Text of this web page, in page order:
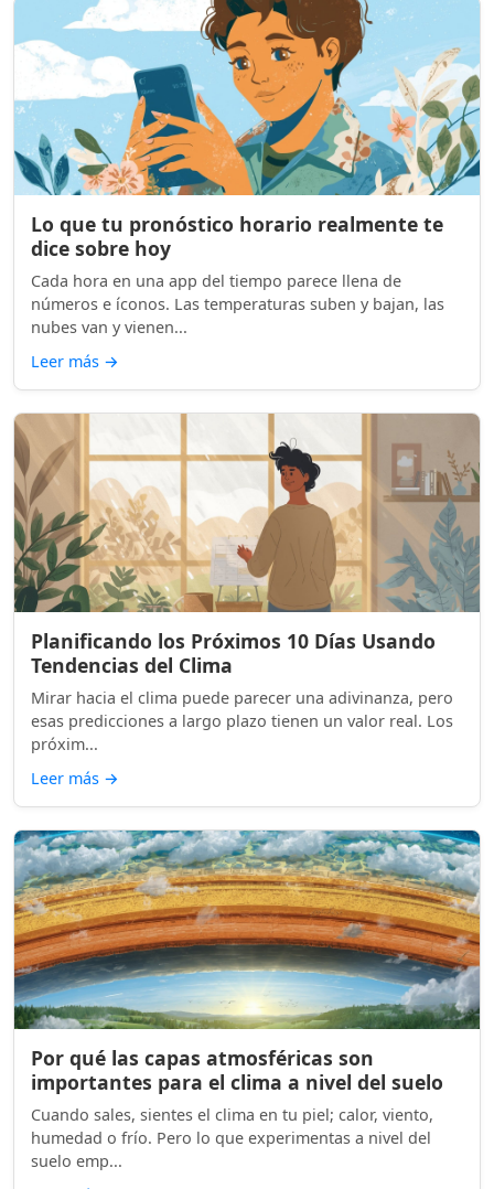
Lo que tu pronóstico horario realmente te
dice sobre hoy
Cada hora en una app del tiempo parece llena de
números e íconos. Las temperaturas suben y bajan, las
nubes van y vienen...
Leer más →
Planificando los Próximos 10 Días Usando
Tendencias del Clima
Mirar hacia el clima puede parecer una adivinanza, pero
esas predicciones a largo plazo tienen un valor real. Los
próxim...
Leer más →
Por qué las capas atmosféricas son
importantes para el clima a nivel del suelo
Cuando sales, sientes el clima en tu piel; calor, viento,
humedad o frío. Pero lo que experimentas a nivel del
suelo emp...